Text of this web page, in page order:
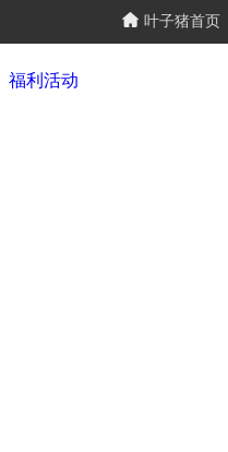
叶子猪首页
福利活动